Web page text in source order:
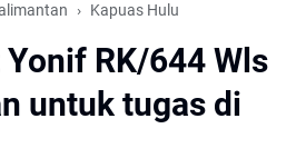
Kapuas Hulu
RK/644 Wls
untuk tugas di